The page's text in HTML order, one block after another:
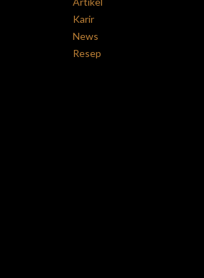
Karir
News
Resep